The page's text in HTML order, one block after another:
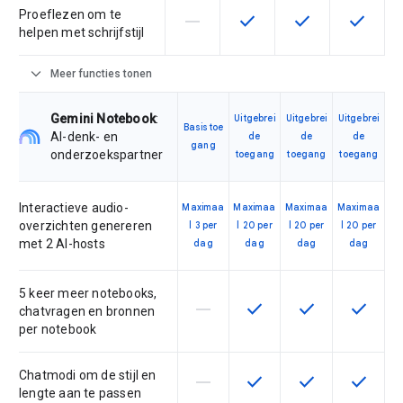
Proeflezen om te
helpen met schrijfstijl
Deze functie wordt niet
horizontal_rule Deze functie is
check Deze functie is
check Deze
check
expand_more Meer functies tonen
Gemini Notebook:
AI-denk- en
onderzoekspartner
Basistoe
gang
Uitgebrei
de
toegang
Uitgebrei
de
toegang
Uitgebrei
de
toegang
Interactieve audio-
overzichten genereren
met 2 AI-hosts
Maximaa
l 3 per
dag
Maximaa
l 20 per
dag
Maximaa
l 20 per
dag
Maximaa
l 20 per
dag
5 keer meer notebooks,
chatvragen en bronnen
per notebook
Deze functie wordt niet
horizontal_rule Deze functie is
check Deze functie is
check Deze
check
Chatmodi om de stijl en
lengte aan te passen
Deze functie wordt niet
horizontal_rule Deze functie is
check Deze functie is
check Deze
check